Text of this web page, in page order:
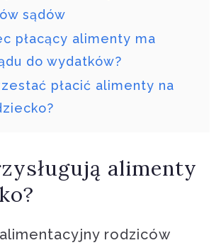
sądów
płacący alimenty ma
do wydatków?
płacić alimenty na
alimenty
rodziców